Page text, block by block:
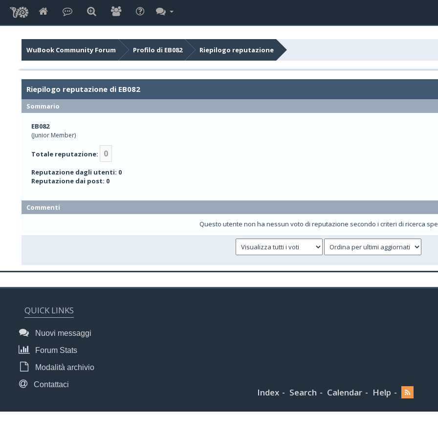
WuBook Community Forum Profilo di EB082 Riepilogo reputazione
Riepilogo reputazione di EB082
Sommario
EB082
(Junior Member)
Totale reputazione: 0
Reputazione dagli utenti: 0
Reputazione dai post: 0
Commenti
Questo utente non ha nessun voto di reputazione secondo i criteri di ricerca
QUICK LINKS
Nuovi messaggi
Forum Stats
Modalità archivio
Contattaci
Index Search Calendar Help